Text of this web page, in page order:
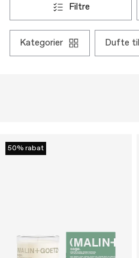
filtre
kategorier dufte
50% rabat